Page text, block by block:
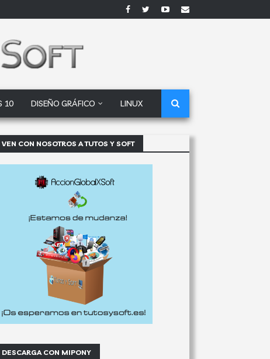
10 DISEÑO GRÁFICO LINUX
VEN CON NOSOTROS A TUTOS Y SOFT
DESCARGA CON MIPONY